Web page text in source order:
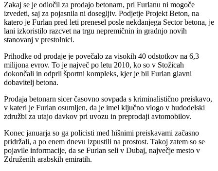
Zakaj se je odločil za prodajo betonarn, pri Furlanu ni mogoče
izvedeti, saj za pojasnila ni dosegljiv. Podjetje Projekt Beton, na
katero je Furlan pred leti prenesel posle nekdanjega Sector betona, je
lani izkoristilo razcvet na trgu nepremičnin in gradnjo novih
stanovanj v prestolnici.
Prihodke od prodaje je povečalo za visokih 40 odstotkov na 6,3
milijona evrov. To je največ po letu 2010, ko so v Stožicah
dokončali in odprli športni kompleks, kjer je bil Furlan glavni
dobavitelj betona.
Prodaja betonarn sicer časovno sovpada s kriminalistično preiskavo,
v kateri je Furlan osumljen, da je imel ključno vlogo v hudodelski
združbi za utajo davkov pri uvozu in preprodaji avtomobilov.
Konec januarja so ga policisti med hišnimi preiskavami začasno
pridržali, a po enem dnevu izpustili na prostost. Takoj zatem so se
pojavile informacije, da se Furlan seli v Dubaj, največje mesto v
Združenih arabskih emiratih.